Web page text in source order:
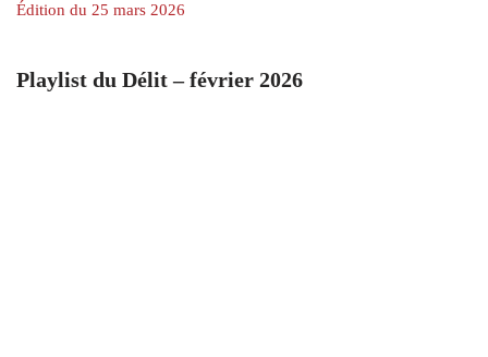
Édition du 25 mars 2026
Playlist du Délit – février 2026